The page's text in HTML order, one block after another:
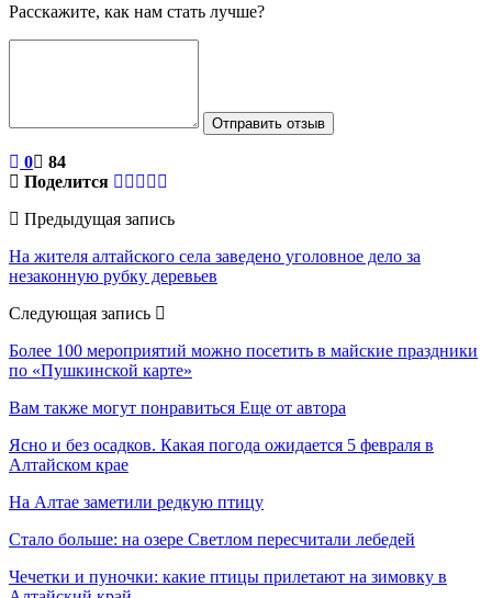
Расскажите, как нам стать лучше?
Отправить отзыв
0
84
Поделится
Предыдущая запись
На жителя алтайского села заведено уголовное дело за
незаконную рубку деревьев
Следующая запись
Более 100 мероприятий можно посетить в майские праздники
по «Пушкинской карте»
Вам также могут понравиться Еще от автора
Ясно и без осадков. Какая погода ожидается 5 февраля в
Алтайском крае
На Алтае заметили редкую птицу
Стало больше: на озере Светлом пересчитали лебедей
Чечетки и пуночки: какие птицы прилетают на зимовку в